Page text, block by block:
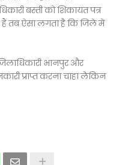
बस्ती को शिकायत पत्र
हैं तब ऐसा लगता है कि जिले में
भानपुर और
प्राप्त करना चाहा लेकिन